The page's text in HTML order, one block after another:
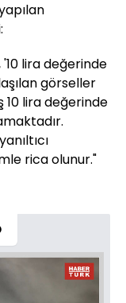
'10 lira değerinde
görseller
10 lira değerinde
rica olunur."